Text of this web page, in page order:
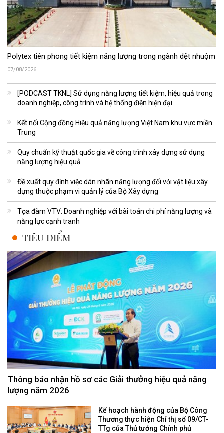
Polytex tiên phong tiết kiệm năng lượng trong ngành dệt nhuộm
07/08/2026
[PODCAST TKNL] Sử dụng năng lượng tiết kiệm, hiệu quả trong
doanh nghiệp, công trình và hệ thống điện hiện đại
Kết nối Cộng đồng Hiệu quả năng lượng Việt Nam khu vực miền
Trung
Quy chuẩn kỹ thuật quốc gia về công trình xây dựng sử dụng
năng lượng hiệu quả
Đề xuất quy định việc dán nhãn năng lượng đối với vật liệu xây
dựng thuộc phạm vi quản lý của Bộ Xây dựng
Tọa đàm VTV: Doanh nghiệp với bài toán chi phí năng lượng và
năng lực cạnh tranh
TIÊU ĐIỂM
Thông báo nhận hồ sơ các Giải thưởng hiệu quả năng
lượng năm 2026
Kế hoạch hành động của Bộ Công
Thương thực hiện Chỉ thị số 09/CT-
TTg của Thủ tướng Chính phủ